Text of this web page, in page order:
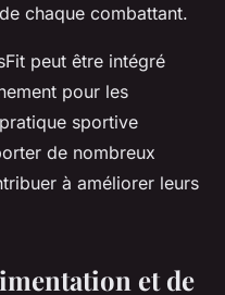
chaque combattant.
peut être intégré
pour les
sportive
de nombreux
à améliorer leurs
et de